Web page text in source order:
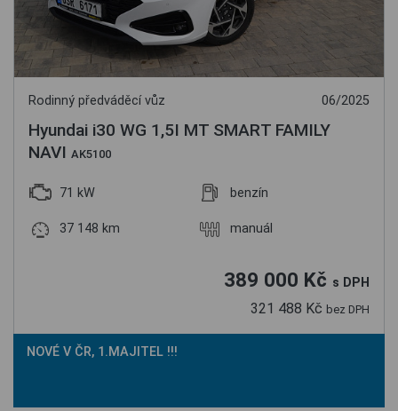
Rodinný předváděcí vůz 06/2025
Hyundai i30 WG 1,5I MT SMART FAMILY
NAVI AK5100
71 kW benzín
37 148 km manuál
389 000 Kč s DPH
321 488 Kč bez DPH
NOVÉ V ČR, 1.MAJITEL !!!